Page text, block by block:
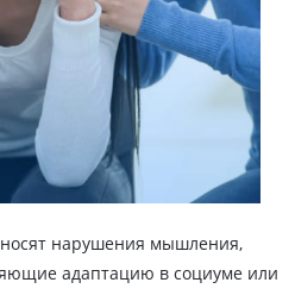
нарушения мышления,
адаптацию в социуме или